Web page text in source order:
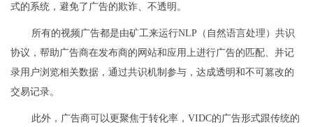
式的系统，避免了广告的欺诈、不透明。
所有的视频广告都是由矿工来运行NLP（自然语言处理）共识
协议，帮助广告商在发布商的网站和应用上进行广告的匹配、并记
录用户浏览相关数据，通过共识机制参与，达成透明和不可篡改的
交易记录。
此外，广告商可以更聚焦于转化率，VIDC的广告形式跟传统的